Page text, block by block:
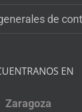
de
EN
Zaragoza